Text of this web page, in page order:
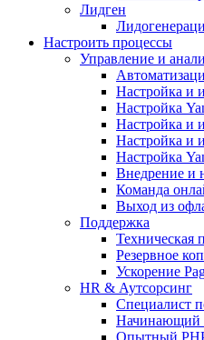
Лидген
Настроить процессы
Управление и
Настройка и
Настройка
Настройка и
Настройка и
Настройка
Внедрение и
Команда
Выход из
Поддержка
Техническая
Резервное
Ускорение
HR & Аутсорсинг
Специалист
Начинающий
Опытный